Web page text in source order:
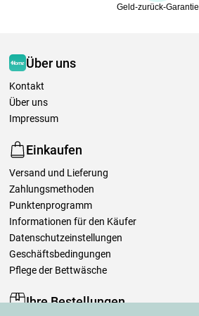
Geld-zurück-Garantie
Über uns
Kontakt
Über uns
Impressum
Einkaufen
Versand und Lieferung
Zahlungsmethoden
Punktenprogramm
Informationen für den Käufer
Datenschutzeinstellungen
Geschäftsbedingungen
Pflege der Bettwäsche
Ihre Bestellungen